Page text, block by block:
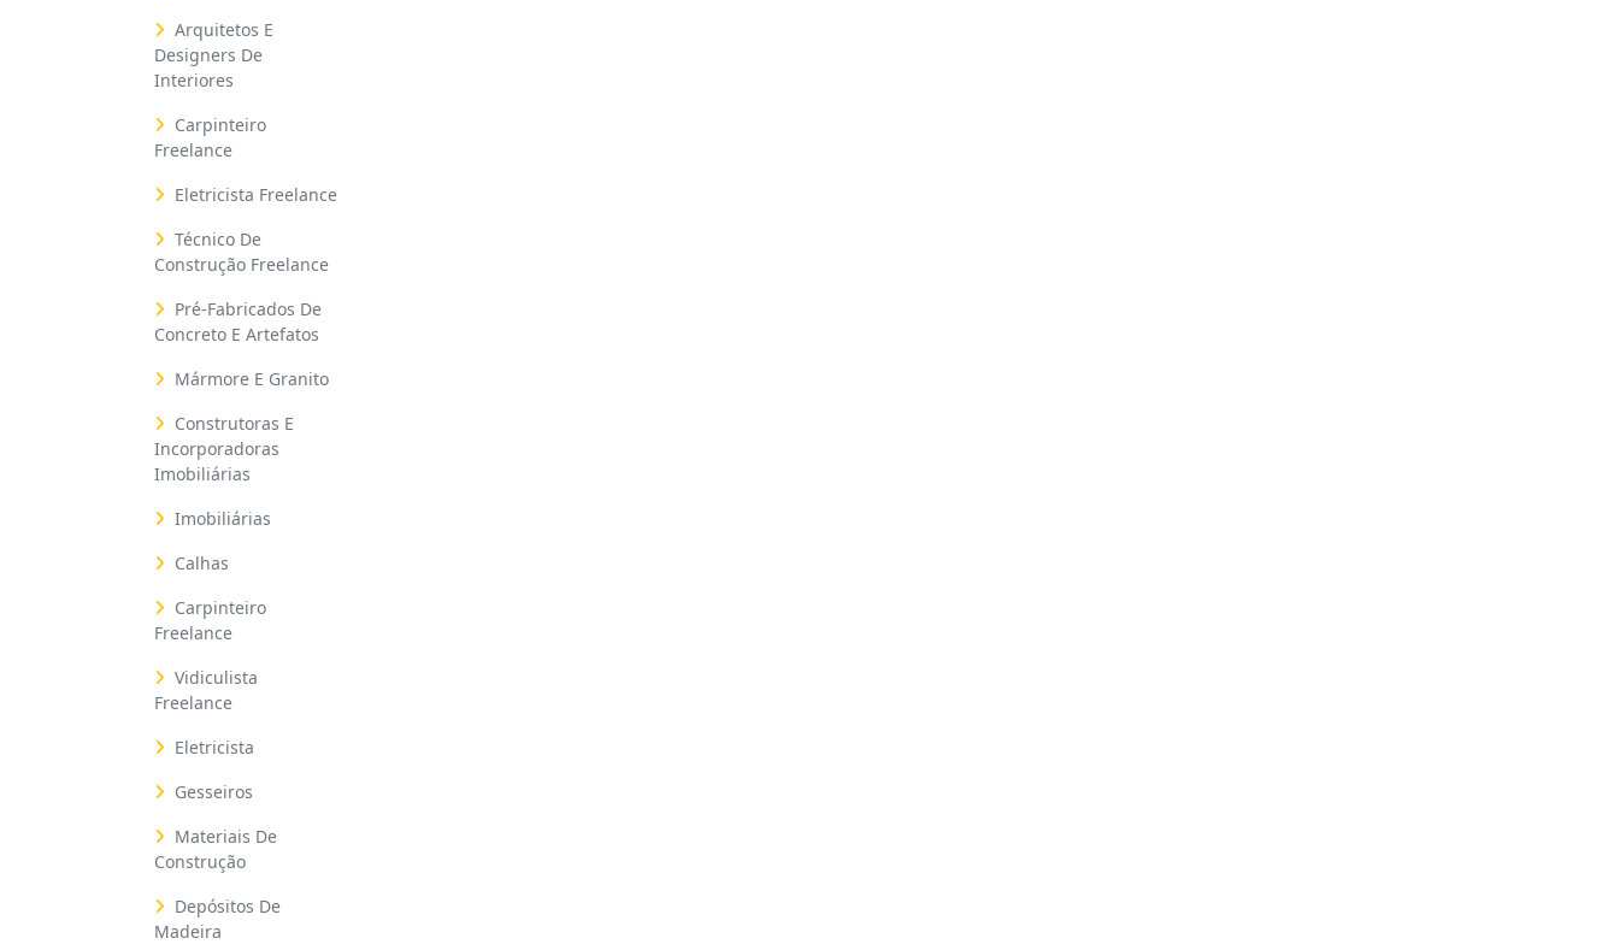
Arquitetos E
Designers De
Interiores
Carpinteiro
Freelance
Eletricista Freelance
Técnico De
Construção Freelance
Pré-Fabricados De
Concreto E Artefatos
Mármore E Granito
Construtoras E
Incorporadoras
Imobiliárias
Imobiliárias
Calhas
Carpinteiro
Freelance
Vidiculista
Freelance
Eletricista
Gesseiros
Materiais De
Construção
Depósitos De
Madeira